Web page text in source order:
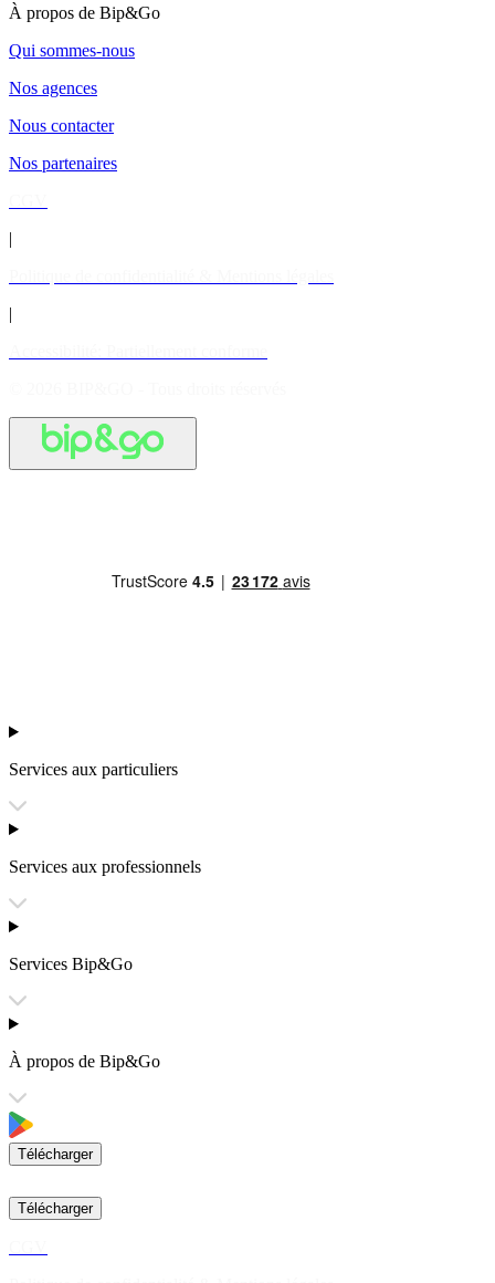
À propos de Bip&Go
Qui sommes-nous
Nos agences
Nous contacter
Nos partenaires
|
|
Services aux particuliers
Services aux professionnels
Services Bip&Go
À propos de Bip&Go
Télécharger
Télécharger